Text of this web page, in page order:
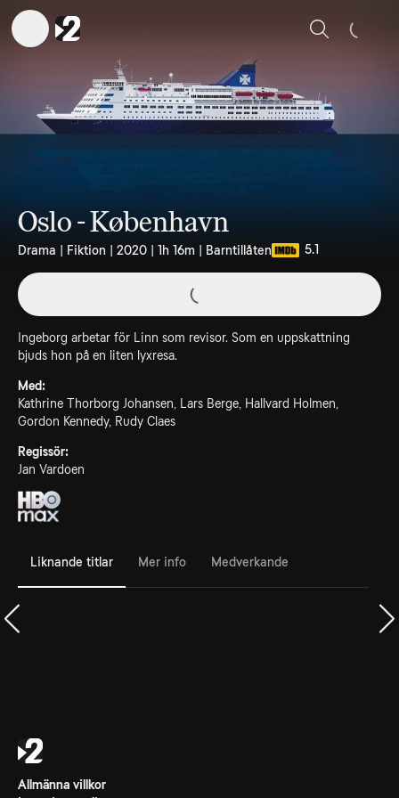
Sök
Oslo - København
Drama | Fiktion | 2020 | 1h 16m | Barntillåten 5.1
Ingeborg arbetar för Linn som revisor. Som en uppskattning
bjuds hon på en liten lyxresa.
Med:
Kathrine Thorborg Johansen, Lars Berge, Hallvard Holmen,
Gordon Kennedy, Rudy Claes
Regissör:
Jan Vardoen
Liknande titlar Mer info Medverkande
Allmänna villkor